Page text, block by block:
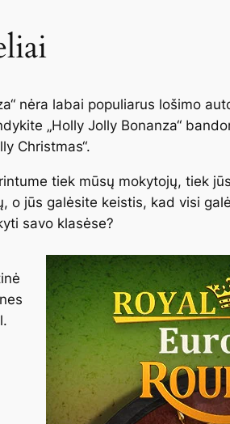
nėra labai populiarus lošimo
„Holly Jolly Bonanza“
Christmas“.
tiek mūsų mokytojų, tiek
o jūs galėsite keistis, kad visi
savo klasėse?